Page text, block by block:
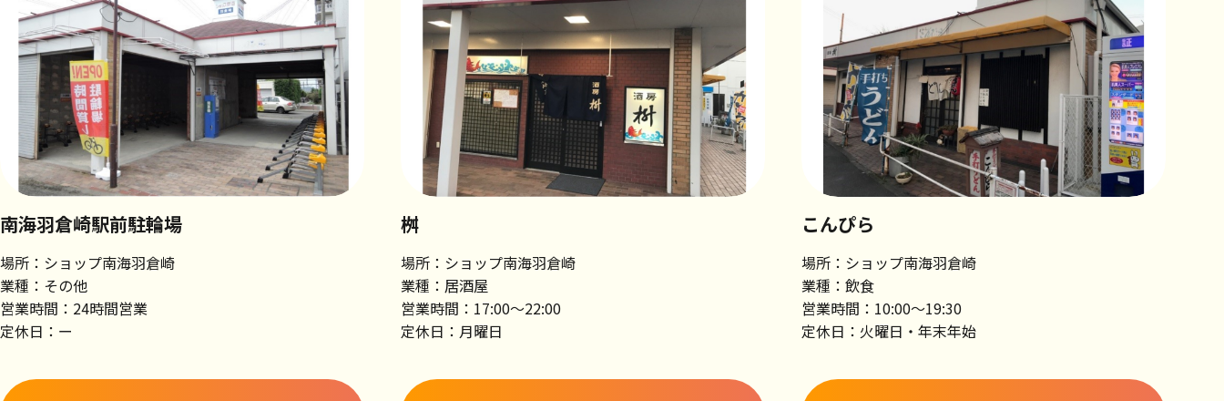
南海羽倉崎駅前駐輪場
場所：ショップ南海羽倉崎
業種：その他
営業時間：24時間営業
定休日：ー
桝
場所：ショップ南海羽倉崎
業種：居酒屋
営業時間：17:00～22:00
定休日：月曜日
こんぴら
場所：ショップ南海羽倉崎
業種：飲食
営業時間：10:00～19:30
定休日：火曜日・年末年始